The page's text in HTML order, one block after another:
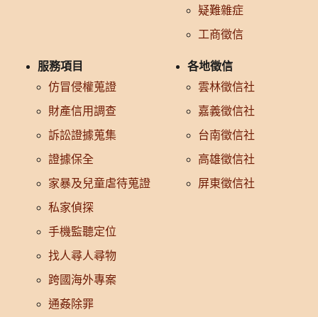
疑難雜症
工商徵信
服務項目
仿冒侵權蒐證
財產信用調查
訴訟證據蒐集
證據保全
家暴及兒童虐待蒐證
私家偵探
手機監聽定位
找人尋人尋物
跨國海外專案
通姦除罪
各地徵信
雲林徵信社
嘉義徵信社
台南徵信社
高雄徵信社
屏東徵信社